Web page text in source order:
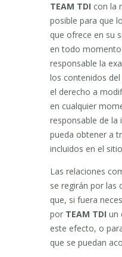
TEAM TDI con la
posible para que
que ofrece en su
en todo
responsable la
los contenidos
el derecho a
en cualquier
responsable de la
pueda obtener a
incluidos en el
Las relaciones
se regirán por las
que, si fuera
por TEAM TDI un
este efecto, o
que se puedan